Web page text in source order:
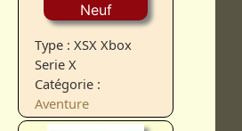
Neuf
Type : XSX Xbox
Serie X
Catégorie :
Aventure